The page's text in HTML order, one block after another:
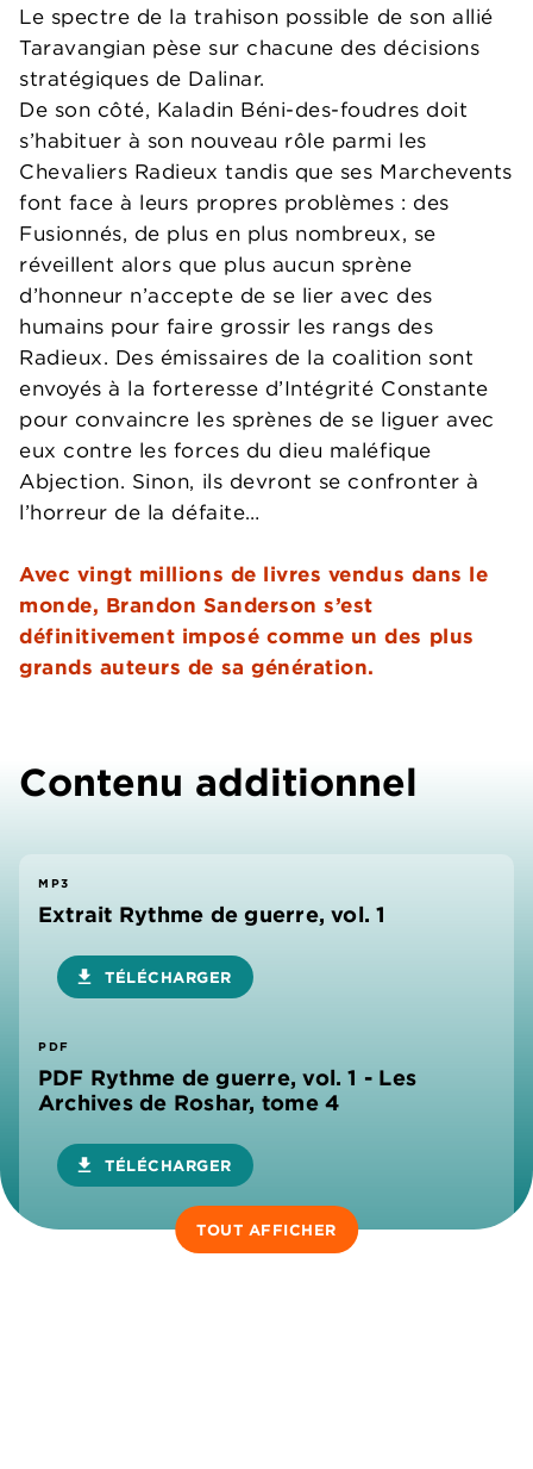
Le spectre de la trahison possible de son allié
Taravangian pèse sur chacune des décisions
stratégiques de Dalinar.
De son côté, Kaladin Béni-des-foudres doit
s’habituer à son nouveau rôle parmi les
Chevaliers Radieux tandis que ses Marchevents
font face à leurs propres problèmes : des
Fusionnés, de plus en plus nombreux, se
réveillent alors que plus aucun sprène
d’honneur n’accepte de se lier avec des
humains pour faire grossir les rangs des
Radieux. Des émissaires de la coalition sont
envoyés à la forteresse d’Intégrité Constante
pour convaincre les sprènes de se liguer avec
eux contre les forces du dieu maléfique
Abjection. Sinon, ils devront se confronter à
l’horreur de la défaite…
Avec vingt millions de livres vendus dans le
monde, Brandon Sanderson s’est
définitivement imposé comme un des plus
grands auteurs de sa génération.
Contenu additionnel
MP3
Extrait Rythme de guerre, vol. 1
download TÉLÉCHARGER
PDF
PDF Rythme de guerre, vol. 1 - Les
Archives de Roshar, tome 4
download TÉLÉCHARGER
TOUT AFFICHER